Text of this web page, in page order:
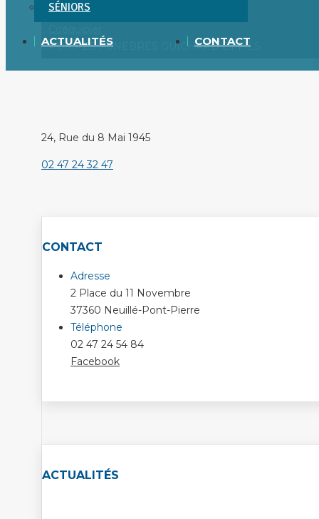
SÉNIORS
ACTUALITÉS CONTACT
Accueil
POMPES FUNEBRES GUICHARD ET FILS
24, Rue du 8 Mai 1945
02 47 24 32 47
CONTACT
Adresse
2 Place du 11 Novembre
37360 Neuillé-Pont-Pierre
Téléphone
02 47 24 54 84
Facebook
ACTUALITÉS